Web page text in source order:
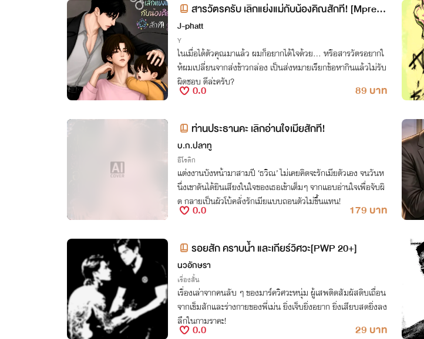
สารวัตรครับ เลิกแย่งแม่กับน้องคิณสักที! [Mpreg]
| มี E-book
J-phatt
Y
ในเมื่อได้ตัวคุณมาแล้ว ผมก็อยากได้ใจด้วย... หรือสารวัตรอยากใ
ห้ผมเปลี่ยนจากส่งข้าวกล่อง เป็นส่งหมายเรียกข้อหากินแล้วไม่รับ
ผิดชอบ ดีล่ะครับ?
0.0 89 บาท
ท่านประธานคะ เลิกอ่านใจเมียสักที!
บ.ก.ปลาทู
อีโรติก
แต่งงานบังหน้ามาสามปี ‘ธวิณ’ ไม่เคยคิดจะรักเมียตัวเอง จนวันห
นึ่งเขาดันได้ยินเสียงในใจของเธอเข้าเต็มๆ จากแอบอ่านใจเพื่อจับผิ
ด กลายเป็นผัวโบ้คลั่งรักเมียแบบถอนตัวไม่ขึ้นแทน!
0.0 179 บาท
รอยสัก คราบน้ำ และเกียร์วิศวะ[PWP 20+]
นวอักษรา
เรื่องสั้น
เรื่องเล่าจากคนลับ ๆ ของมาร์ควิศวะหนุ่ม ผู้เสพติดสัมผัสดิบเถื่อน
จากเข็มสักและร่างกายของพี่เม่น ยิ่งเจ็บยิ่งอยาก ยิ่งเสียบสดยิ่งลง
ลึกในกามราคะ!
0.0 29 บาท